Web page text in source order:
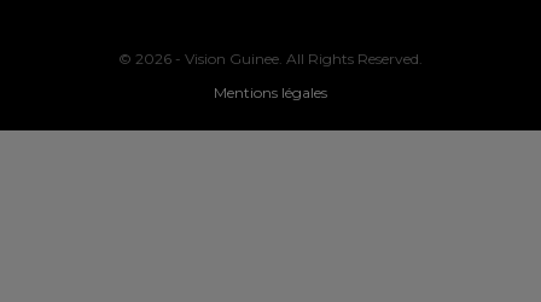
© 2026 - Vision Guinee. All Rights Reserved.
Mentions légales